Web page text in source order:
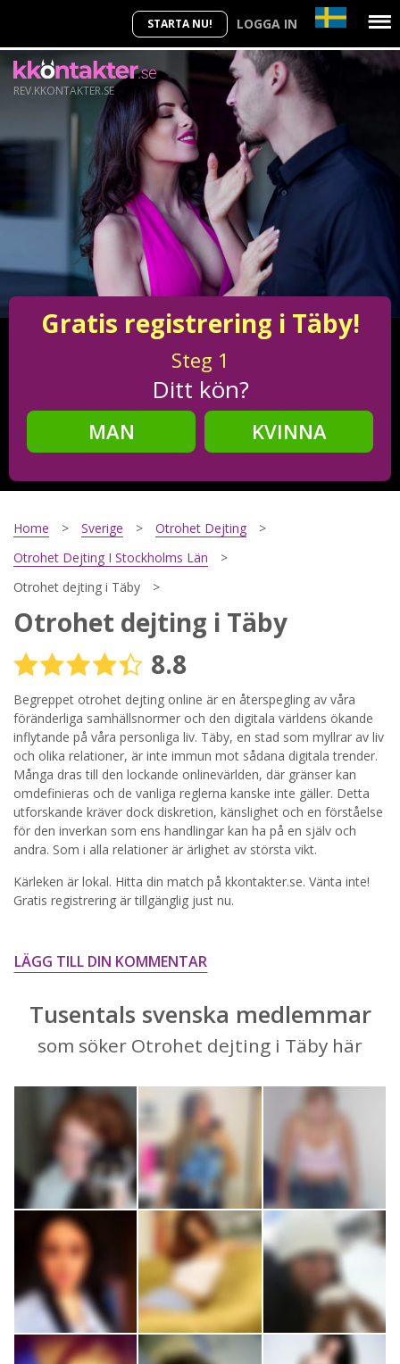
STARTA NU! LOGGA IN
REV.KKONTAKTER.SE
Gratis registrering i Täby!
Steg 1
Ditt kön?
MAN
KVINNA
Steg2
Steg3
Din mailadress?
Genom att registrera godkänner jagVillkorenoch
Sekretesspolicyn. Jag godkänner att ta emot information och
reklam via e-post från hemsidans operatörer. Jag kan dra
tillbaka godkännande när jag vill.
STARTA NU!
Home Sverige
Otrohet Dejting
Otrohet Dejting I Stockholms Län
Otrohet dejting i Täby
Otrohet dejting i Täby
8.8
Begreppet otrohet dejting online är en återspegling av våra
föränderliga samhällsnormer och den digitala världens ökande
inflytande på våra personliga liv. Täby, en stad som myllrar av liv
och olika relationer, är inte immun mot sådana digitala trender.
Många dras till den lockande onlinevärlden, där gränser kan
omdefinieras och de vanliga reglerna kanske inte gäller. Detta
utforskande kräver dock diskretion, känslighet och en förståelse
för den inverkan som ens handlingar kan ha på en själv och
andra. Som i alla relationer är ärlighet av största vikt.
Kärleken är lokal. Hitta din match på kkontakter.se. Vänta inte!
Gratis registrering är tillgänglig just nu.
LÄGG TILL DIN KOMMENTAR
Tusentals svenska medlemmar
som söker Otrohet dejting i Täby här